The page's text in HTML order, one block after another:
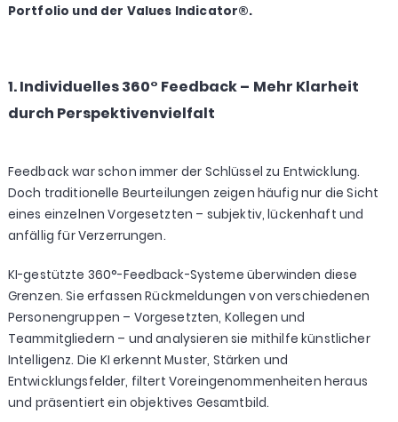
Portfolio und der Values Indicator®.
1. Individuelles 360° Feedback – Mehr Klarheit
durch Perspektivenvielfalt
Feedback war schon immer der Schlüssel zu Entwicklung.
Doch traditionelle Beurteilungen zeigen häufig nur die Sicht
eines einzelnen Vorgesetzten – subjektiv, lückenhaft und
anfällig für Verzerrungen.
KI-gestützte 360°-Feedback-Systeme überwinden diese
Grenzen. Sie erfassen Rückmeldungen von verschiedenen
Personengruppen – Vorgesetzten, Kollegen und
Teammitgliedern – und analysieren sie mithilfe künstlicher
Intelligenz. Die KI erkennt Muster, Stärken und
Entwicklungsfelder, filtert Voreingenommenheiten heraus
und präsentiert ein objektives Gesamtbild.